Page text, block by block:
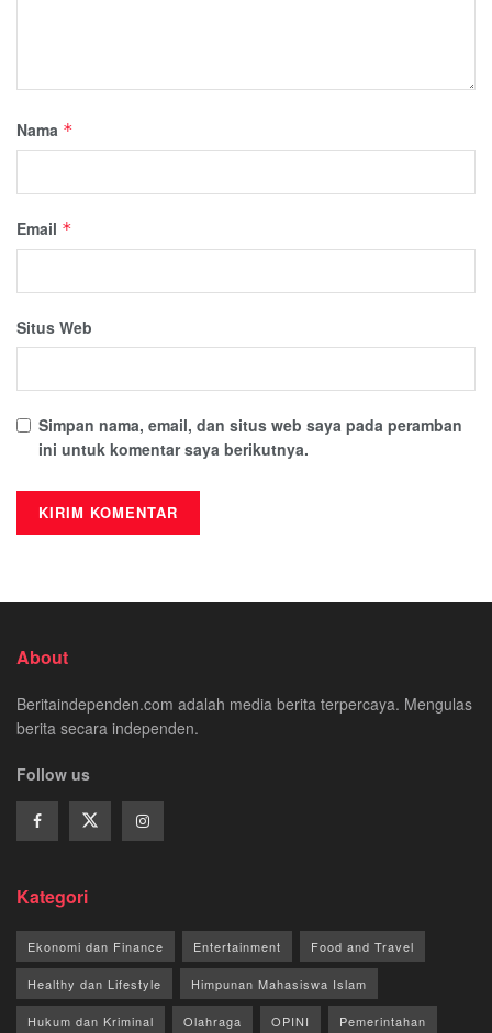
Nama *
Email *
Situs Web
Simpan nama, email, dan situs web saya pada peramban
ini untuk komentar saya berikutnya.
About
Beritaindependen.com adalah media berita terpercaya. Mengulas
berita secara independen.
Follow us
Kategori
Ekonomi dan Finance Entertainment Food and Travel
Healthy dan Lifestyle Himpunan Mahasiswa Islam
Hukum dan Kriminal Olahraga OPINI Pemerintahan